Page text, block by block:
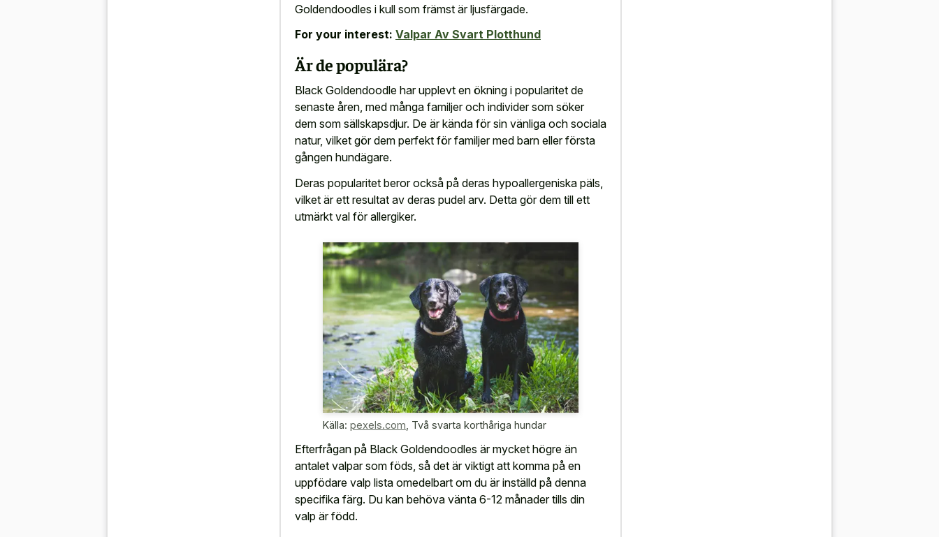
Goldendoodles i kull som främst är ljusfärgade.
For your interest: Valpar Av Svart Plotthund
Är de populära?
Black Goldendoodle har upplevt en ökning i popularitet de
senaste åren, med många familjer och individer som söker
dem som sällskapsdjur. De är kända för sin vänliga och sociala
natur, vilket gör dem perfekt för familjer med barn eller första
gången hundägare.
Deras popularitet beror också på deras hypoallergeniska päls,
vilket är ett resultat av deras pudel arv. Detta gör dem till ett
utmärkt val för allergiker.
Källa: pexels.com Två svarta korthåriga hundar
Efterfrågan på Black Goldendoodles är mycket högre än
antalet valpar som föds, så det är viktigt att komma på en
uppfödare valp lista omedelbart om du är inställd på denna
specifika färg. Du kan behöva vänta 6-12 månader tills din
valp är född.